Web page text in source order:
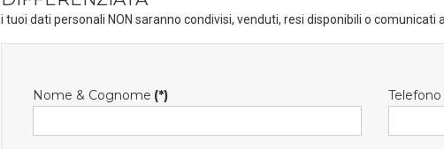
i tuoi dati personali NON saranno condivisi, venduti, resi disponibili o comunicati
Nome & Cognome (*) Telefono